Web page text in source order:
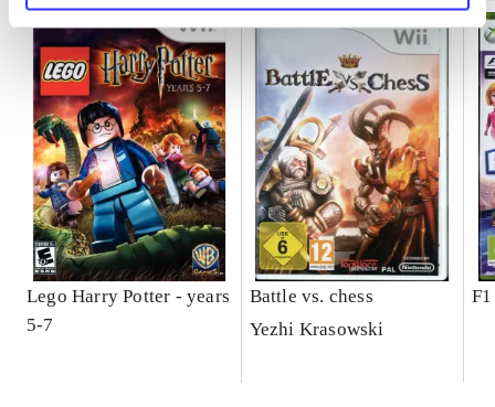
Lego Harry Potter - years
5-7
Battle vs. chess
Yezhi Krasowski